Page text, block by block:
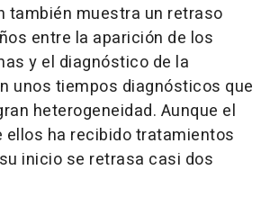
también muestra un retraso
entre la aparición de los
y el diagnóstico de la
unos tiempos diagnósticos que
heterogeneidad. Aunque el
ellos ha recibido tratamientos
inicio se retrasa casi dos